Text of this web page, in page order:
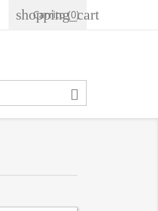
shopping_cart
Carrito(0)
